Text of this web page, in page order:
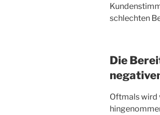
schlechten
Die
Oftmals wird